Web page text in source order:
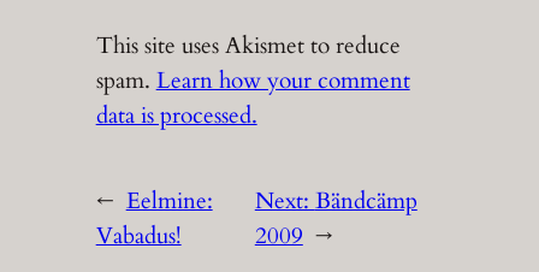
This site uses Akismet to reduce
spam. Learn how your comment
data is processed.
← Eelmine:
Vabadus!
Next: Bändcämp
2009 →